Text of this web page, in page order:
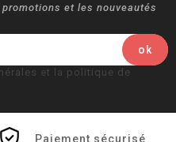
et les nouveautés
et la politique de
sécurisé